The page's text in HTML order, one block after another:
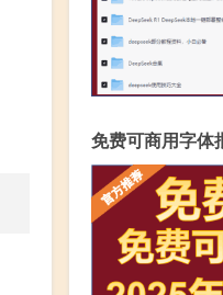
免费可商用字体